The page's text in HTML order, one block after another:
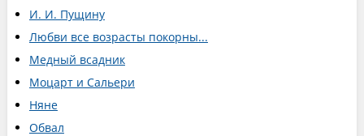
И. И. Пущину
Любви все возрасты покорны...
Медный всадник
Моцарт и Сальери
Няне
Обвал